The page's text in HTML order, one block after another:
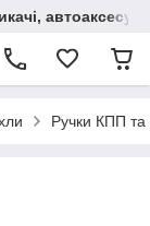
Ручки КПП